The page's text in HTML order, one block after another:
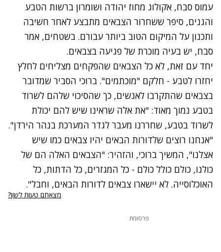
עמוס סבח, אקולוג מחוז יהודה ושומרון ברשות הטבע
והגנים, סיפר ששחרור הצבאים מתבצע לאחר חשיבה
ותכנון על המיקום הטוב ביותר עבורם. בשטחים, אמר
סבח, יש בעיה מוכרת של פגיעה בצבאים.
יחד עם זאת, לא כל הצבאים שהפקחים מצליחים לחלץ
יחזרו לטבע - חלקם "מוכתמים". ברוכי הסביר שמדובר
בצבאים שהתקרבו לאנשים, כך שהסיכוי שלהם לשרוד
בטבע נמוך מאוד: "את אלה שראינו שיש להם יכולת
לשרוד בטבע, שחררנו מעבר לגדר המערכת בנהר הירדן".
"אנחנו רוצים שלדורות הבאים יהיו צבאים כמו שיש
אצלנו", המשיך ברוכי, והזהיר: "הצבאים האלה הם של
כולנו, כולם כולל כולם - כל המגזרים, כל הדתות, כל
האוכלוסייה. לא יישארו צבאים לדורות הבאים, וחבל".
מצאתם טעות לשון?
פרסומת